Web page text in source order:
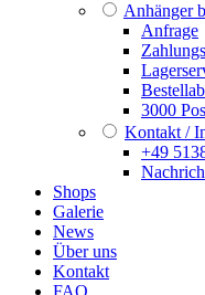
Anhänger
Anfrage
3000
Kontakt /
+49
Shops
Galerie
News
Über uns
Kontakt
FAQ